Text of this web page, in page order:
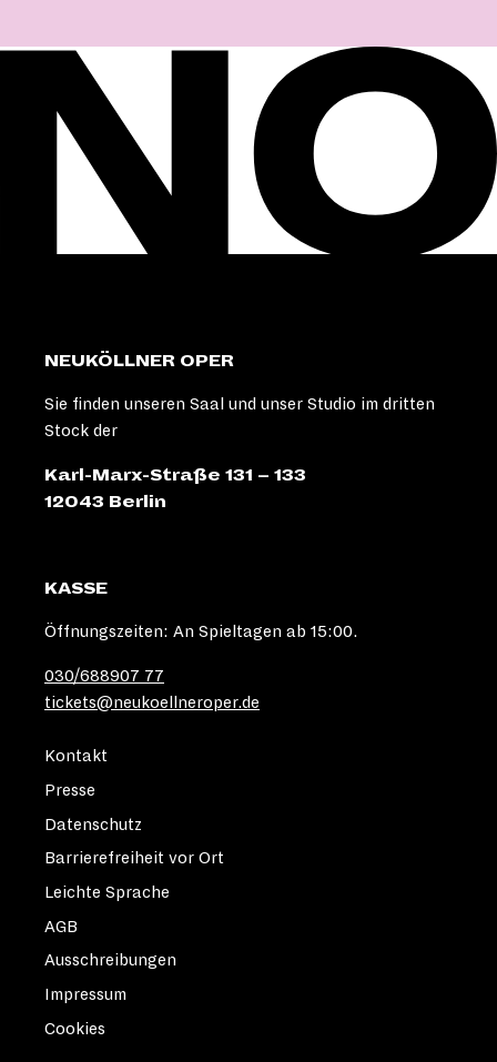
NEUKÖLLNER OPER
Sie finden unseren Saal und unser Studio im dritten
Stock der
Karl-Marx-Straße 131 – 133
12043 Berlin
KASSE
Öffnungszeiten: An Spieltagen ab 15:00.
030/688907 77
tickets@neukoellneroper.de
Kontakt
Presse
Datenschutz
Barrierefreiheit vor Ort
Leichte Sprache
AGB
Ausschreibungen
Impressum
Cookies